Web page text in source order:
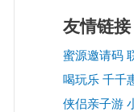
友情链接
蜜源邀请码
喝玩乐 千千
侠侣亲子游